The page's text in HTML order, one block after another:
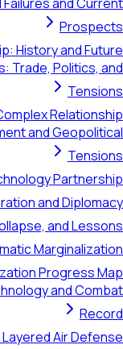
Prospects
History and Future
Trade, Politics, and
Tensions
Relationship
and Geopolitical
Tensions
Partnership
and Diplomacy
and Lessons
Marginalization
Progress Map
and Combat
Record
Layered Air Defense